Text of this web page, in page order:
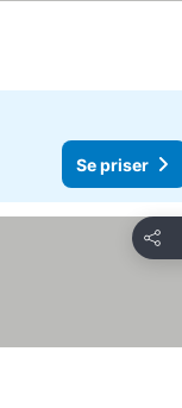
Se priser
Del